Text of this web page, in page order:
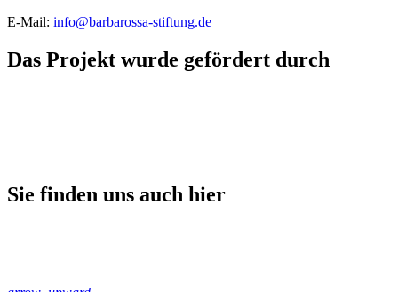
E-Mail: info@barbarossa-stiftung.de
Das Projekt wurde gefördert durch
Sie finden uns auch hier